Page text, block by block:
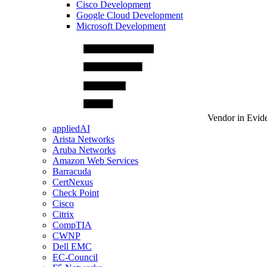
Cisco Development
Google Cloud Development
Microsoft Development
Vendor in
appliedAI
Arista Networks
Aruba Networks
Amazon Web Services
Barracuda
CertNexus
Check Point
Cisco
Citrix
CompTIA
CWNP
Dell EMC
EC-Council